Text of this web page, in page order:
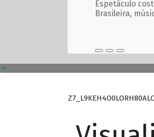
Espetáculo
Brasileira,